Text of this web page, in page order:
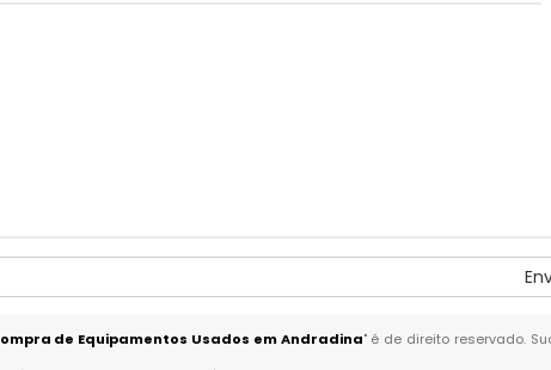
de Equipamentos Usados em Andradina" é de direito reservado.